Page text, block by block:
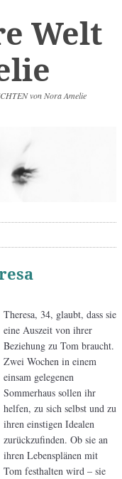
Welt
von Nora Amelie
Theresa, 34, glaubt, dass sie
eine Auszeit von ihrer
Beziehung zu Tom braucht.
Zwei Wochen in einem
einsam gelegenen
Sommerhaus sollen ihr
helfen, zu sich selbst und zu
ihren einstigen Idealen
zurückzufinden. Ob sie an
ihren Lebensplänen mit
Tom festhalten wird – sie